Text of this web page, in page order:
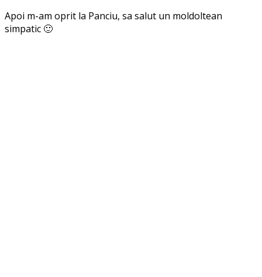
Apoi m-am oprit la Panciu, sa salut un moldoltean
simpatic 🙂